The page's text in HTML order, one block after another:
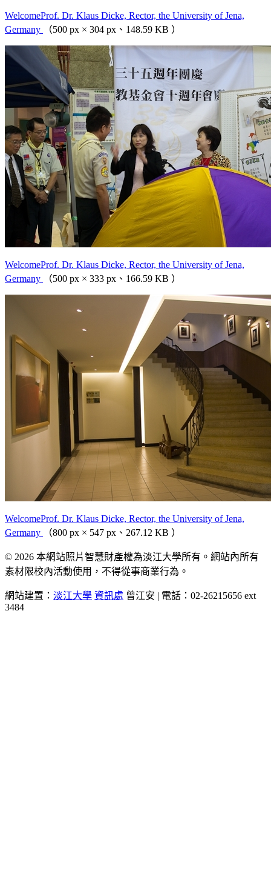
WelcomeProf. Dr. Klaus Dicke, Rector, the University of Jena,
Germany
（500 px × 304 px、148.59 KB ）
WelcomeProf. Dr. Klaus Dicke, Rector, the University of Jena,
Germany
（500 px × 333 px、166.59 KB ）
WelcomeProf. Dr. Klaus Dicke, Rector, the University of Jena,
Germany
（800 px × 547 px、267.12 KB ）
© 2026 本網站照片智慧財產權為淡江大學所有。網站內所有
素材限校內活動使用，不得從事商業行為。
網站建置： 淡江大學 資訊處 曾江安 | 電話：02-26215656 ext
3484